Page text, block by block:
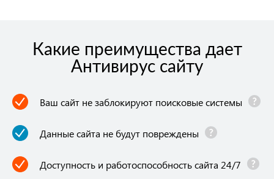
Какие преимущества дает
Антивирус сайту
Ваш сайт не заблокируют поисковые системы
Данные сайта не будут повреждены
Доступность и работоспособность сайта 24/7